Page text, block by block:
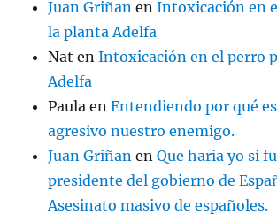
Juan Griñan enIntoxicación en
la planta Adelfa
Nat enIntoxicación en el perro
Adelfa
Paula enEntendiendo por qué
agresivo nuestro enemigo.
Juan Griñan enQue haria yo si
presidente del gobierno de
Asesinato masivo de españoles.